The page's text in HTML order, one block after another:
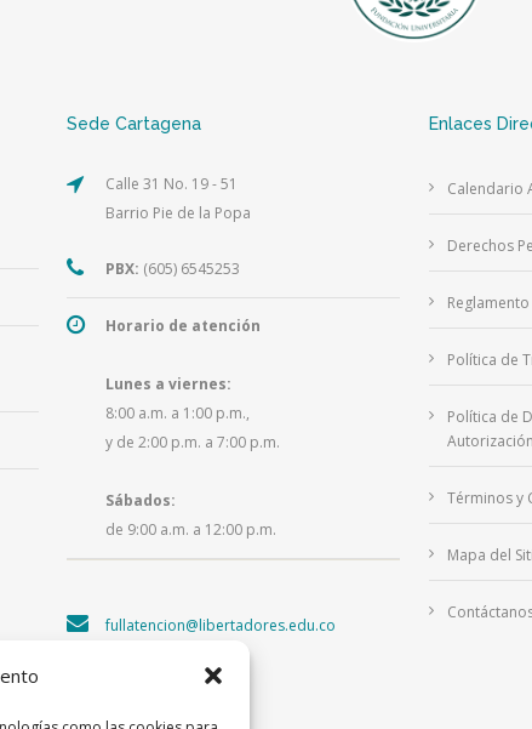
Sede Cartagena
Calle 31 No. 19 - 51
Barrio Pie de la Popa
PBX: (605) 6545253
Horario de atención
Lunes a viernes:
8:00 a.m. a 1:00 p.m.,
y de 2:00 p.m. a 7:00 p.m.
Sábados:
de 9:00 a.m. a 12:00 p.m.
fullatencion@libertadores.edu.co
Enlaces
Calendario
Derechos
Política de
Política de
Términos y
Mapa del